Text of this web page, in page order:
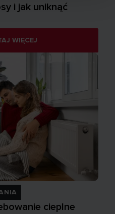
i jak uniknąć
WIĘCEJ
cieplne